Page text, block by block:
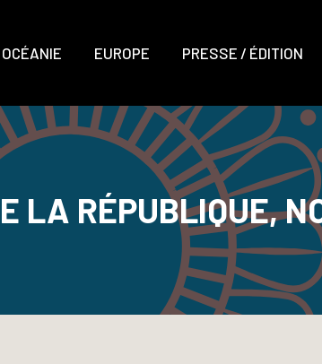
OCÉANIE EUROPE PRESSE / ÉDITION
LA RÉPUBLIQUE,